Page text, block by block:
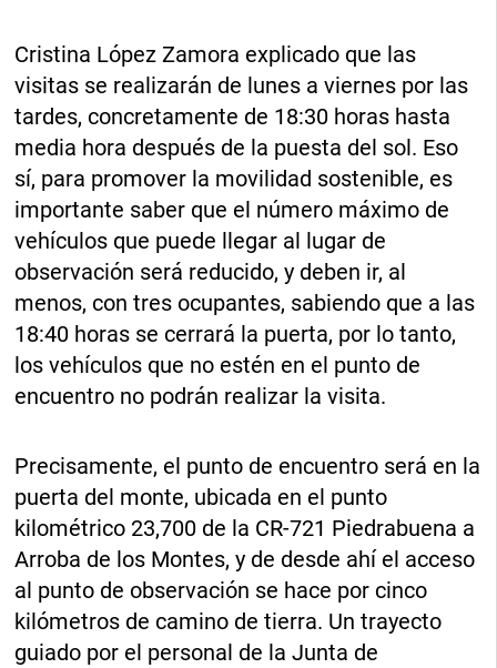
Cristina López Zamora explicado que las
visitas se realizarán de lunes a viernes por las
tardes, concretamente de 18:30 horas hasta
media hora después de la puesta del sol. Eso
sí, para promover la movilidad sostenible, es
importante saber que el número máximo de
vehículos que puede llegar al lugar de
observación será reducido, y deben ir, al
menos, con tres ocupantes, sabiendo que a las
18:40 horas se cerrará la puerta, por lo tanto,
los vehículos que no estén en el punto de
encuentro no podrán realizar la visita.
Precisamente, el punto de encuentro será en la
puerta del monte, ubicada en el punto
kilométrico 23,700 de la CR-721 Piedrabuena a
Arroba de los Montes, y de desde ahí el acceso
al punto de observación se hace por cinco
kilómetros de camino de tierra. Un trayecto
guiado por el personal de la Junta de